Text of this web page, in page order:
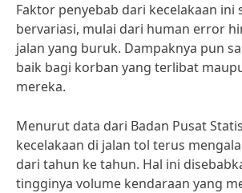
Faktor penyebab dari kecelakaan ini
bervariasi, mulai dari human error
jalan yang buruk. Dampaknya pun
baik bagi korban yang terlibat
mereka.
Menurut data dari Badan Pusat
kecelakaan di jalan tol terus
dari tahun ke tahun. Hal ini
tingginya volume kendaraan yang